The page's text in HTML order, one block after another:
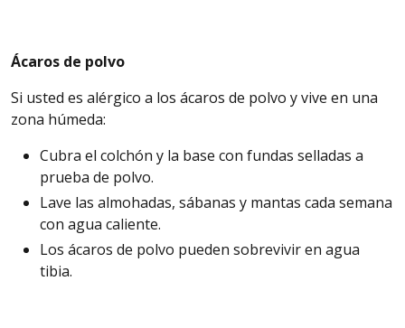
Ácaros de polvo
Si usted es alérgico a los ácaros de polvo y vive en una
zona húmeda:
Cubra el colchón y la base con fundas selladas a
prueba de polvo.
Lave las almohadas, sábanas y mantas cada semana
con agua caliente.
Los ácaros de polvo pueden sobrevivir en agua
tibia.